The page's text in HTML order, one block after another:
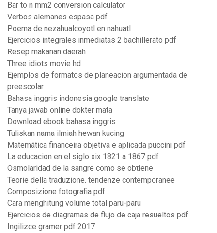
Bar to n mm2 conversion calculator
Verbos alemanes espasa pdf
Poema de nezahualcoyotl en nahuatl
Ejercicios integrales inmediatas 2 bachillerato pdf
Resep makanan daerah
Three idiots movie hd
Ejemplos de formatos de planeacion argumentada de
preescolar
Bahasa inggris indonesia google translate
Tanya jawab online dokter mata
Download ebook bahasa inggris
Tuliskan nama ilmiah hewan kucing
Matemática financeira objetiva e aplicada puccini pdf
La educacion en el siglo xix 1821 a 1867 pdf
Osmolaridad de la sangre como se obtiene
Teorie della traduzione. tendenze contemporanee
Composizione fotografia pdf
Cara menghitung volume total paru-paru
Ejercicios de diagramas de flujo de caja resueltos pdf
Ingilizce gramer pdf 2017